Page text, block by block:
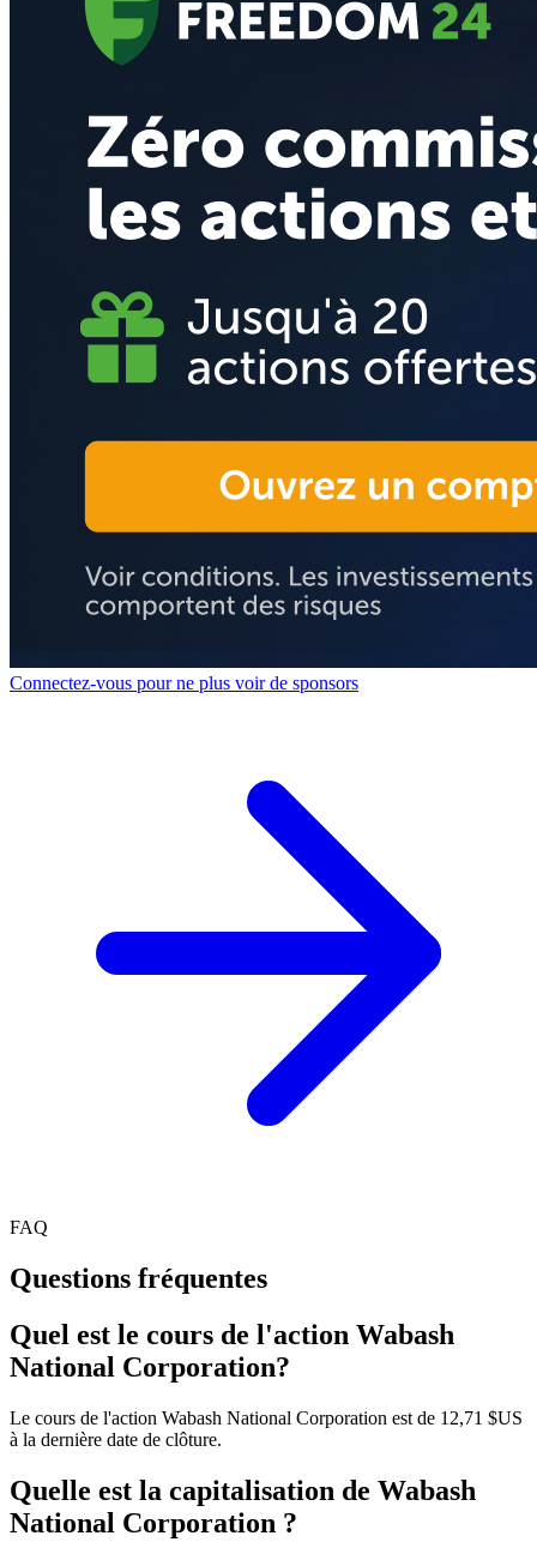
Connectez-vous pour ne plus voir de sponsors
FAQ
Questions fréquentes
Quel est le cours de l'action Wabash
National Corporation?
Le cours de l'action Wabash National Corporation est de 12,71 $US
à la dernière date de clôture.
Quelle est la capitalisation de Wabash
National Corporation ?